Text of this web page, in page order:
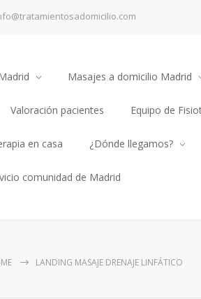
Masajes a domicilio Madrid
Valoración pacientes Equipo de
en casa ¿Dónde llegamos?
comunidad de Madrid
LANDING MASAJE DRENAJE LINFÁTICO